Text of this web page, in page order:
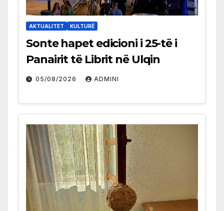
AKTUALITET KULTURË
Sonte hapet edicioni i 25-të i
Panairit të Librit në Ulqin
05/08/2026 ADMINI